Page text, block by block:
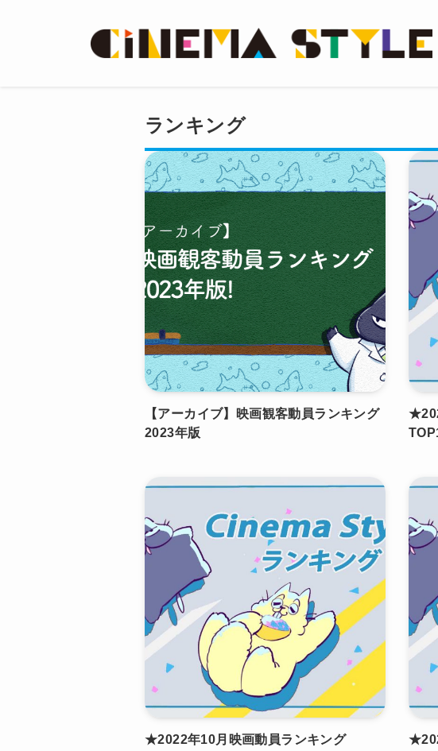
ランキング
【アーカイブ】映画観客動員ランキング
2023年版
★2022年10月映画動員ランキング